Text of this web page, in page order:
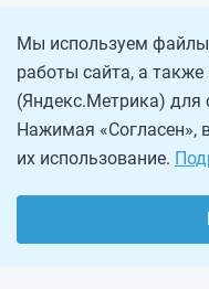
Мы используем
работы сайта, а также
(Яндекс.Метрика) для
Нажимая «Согласен»,
их использование.